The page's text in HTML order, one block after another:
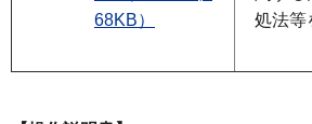
68KB）
処法等